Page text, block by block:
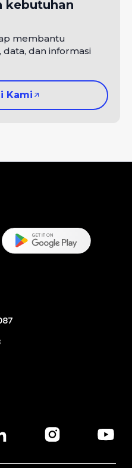
kebutuhan
membantu
dan informasi
Kami